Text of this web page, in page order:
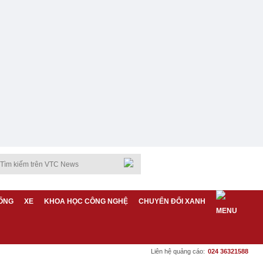
XE KHOA HỌC CÔNG NGHỆ CHUYỂN ĐỔI XANH
Liên hệ quảng cáo: 024 36321588